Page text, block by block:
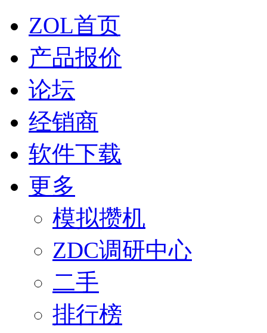
ZOL首页
产品报价
论坛
经销商
软件下载
更多
模拟攒机
ZDC调研中心
二手
排行榜